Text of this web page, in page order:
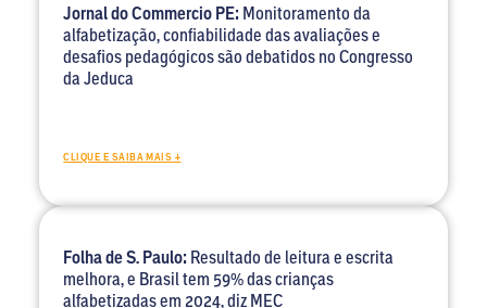
Jornal do Commercio PE:Monitoramento da
alfabetização, confiabilidade das avaliações e
desafios pedagógicos são debatidos no Congresso
da Jeduca
CLIQUE E SAIBA MAIS +
Folha de S. Paulo:Resultado de leitura e escrita
melhora, e Brasil tem 59% das crianças
alfabetizadas em 2024, diz MEC